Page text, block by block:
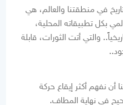
في منطقتنا والعالم، هي
بكل تطبيقاته المحلية،
والتي أتت الثورات، قابلة
أن نفهم أكثر إيقاع حركة
في نهاية المطاف.